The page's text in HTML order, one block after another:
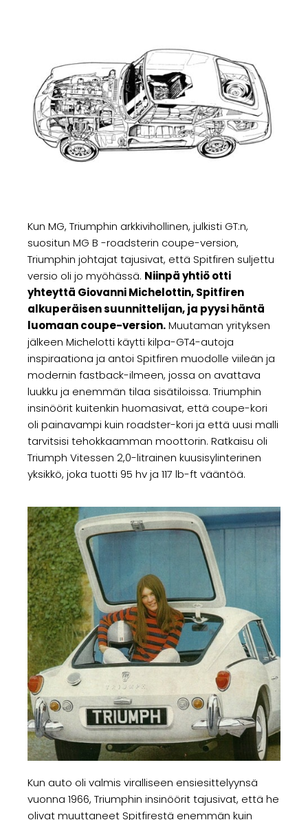
Kun MG, Triumphin arkkivihollinen, julkisti GT:n,
suositun MG B -roadsterin coupe-version,
Triumphin johtajat tajusivat, että Spitfiren suljettu
versio oli jo myöhässä. Niinpä yhtiö otti
yhteyttä Giovanni Michelottin, Spitfiren
alkuperäisen suunnittelijan, ja pyysi häntä
luomaan coupe-version.Muutaman yrityksen
jälkeen Michelotti käytti kilpa-GT4-autoja
inspiraationa ja antoi Spitfiren muodolle viileän ja
modernin fastback-ilmeen, jossa on avattava
luukku ja enemmän tilaa sisätiloissa. Triumphin
insinöörit kuitenkin huomasivat, että coupe-kori
oli painavampi kuin roadster-kori ja että uusi malli
tarvitsisi tehokkaamman moottorin. Ratkaisu oli
Triumph Vitessen 2,0-litrainen kuusisylinterinen
yksikkö, joka tuotti 95 hv ja 117 lb-ft vääntöä.
Kun auto oli valmis viralliseen ensiesittelyynsä
vuonna 1966, Triumphin insinöörit tajusivat, että he
olivat muuttaneet Spitfirestä enemmän kuin